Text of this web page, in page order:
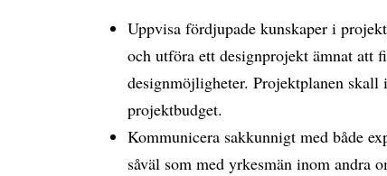
Uppvisa fördjupade kunskaper i
och utföra ett designprojekt ämnat att
designmöjligheter. Projektplanen
projektbudget.
Kommunicera sakkunnigt med både
såväl som med yrkesmän inom andra